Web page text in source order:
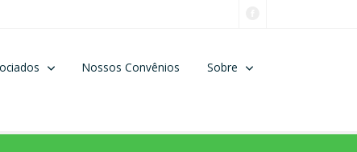
Nossos Convênios Sobre